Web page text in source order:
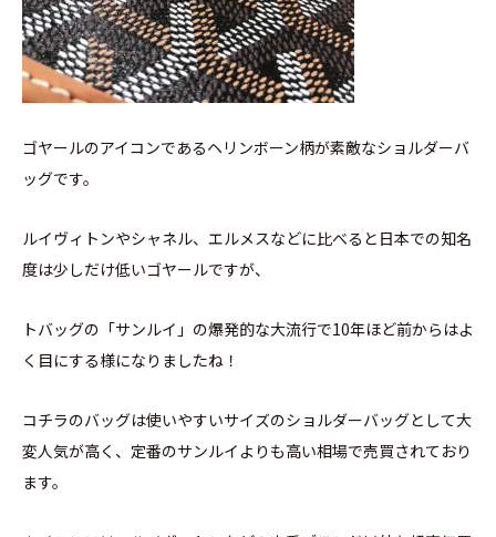
ゴヤールのアイコンであるヘリンボーン柄が素敵なショルダーバ
ッグです。
ルイヴィトンやシャネル、エルメスなどに比べると日本での知名
度は少しだけ低いゴヤールですが、
トバッグの「サンルイ」の爆発的な大流行で10年ほど前からはよ
く目にする様になりましたね！
コチラのバッグは使いやすいサイズのショルダーバッグとして大
変人気が高く、定番のサンルイよりも高い相場で売買されており
ます。